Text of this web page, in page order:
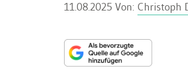
11.08.2025 Von: Christoph